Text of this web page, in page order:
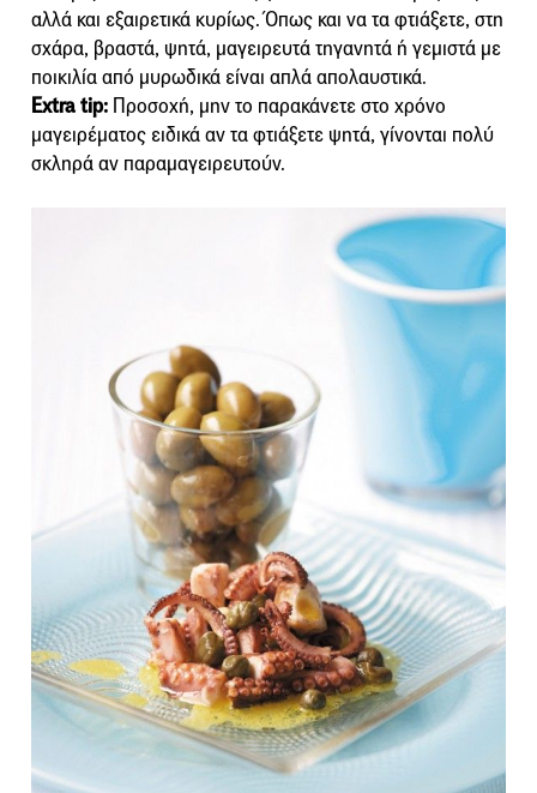
αλλά και εξαιρετικά κυρίως. Όπως και να τα φτιάξετε, στη
σχάρα, βραστά, ψητά, μαγειρευτά τηγανητά ή γεμιστά με
ποικιλία από μυρωδικά είναι απλά απολαυστικά.
Extra tip: Προσοχή, μην το παρακάνετε στο χρόνο
μαγειρέματος ειδικά αν τα φτιάξετε ψητά, γίνονται πολύ
σκληρά αν παραμαγειρευτούν.